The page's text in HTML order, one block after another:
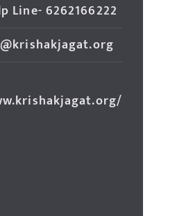
Line- 6262166222